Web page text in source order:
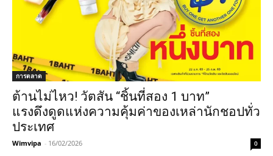
การตลาด
ต้านไม่ไหว! วัตสัน “ชิ้นที่สอง 1 บาท”
แรงดึงดูดแห่งความคุ้มค่าของเหล่านักชอปทั่ว
ประเทศ
Wimvipa - 16/02/2026 0